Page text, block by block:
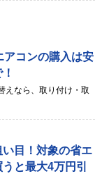
アコンの購入は安
えなら、取り付け・取
目！対象の省エ
と最大4万円引